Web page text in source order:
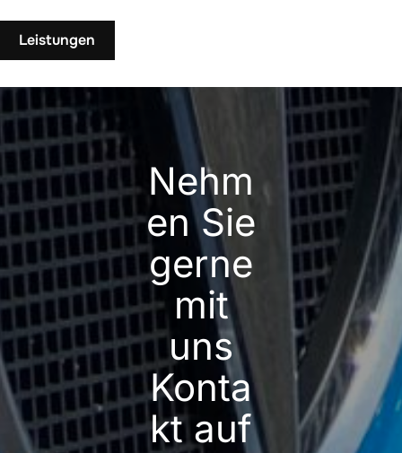
Leistungen
Nehm
en Sie
gerne
mit
uns
Konta
kt auf